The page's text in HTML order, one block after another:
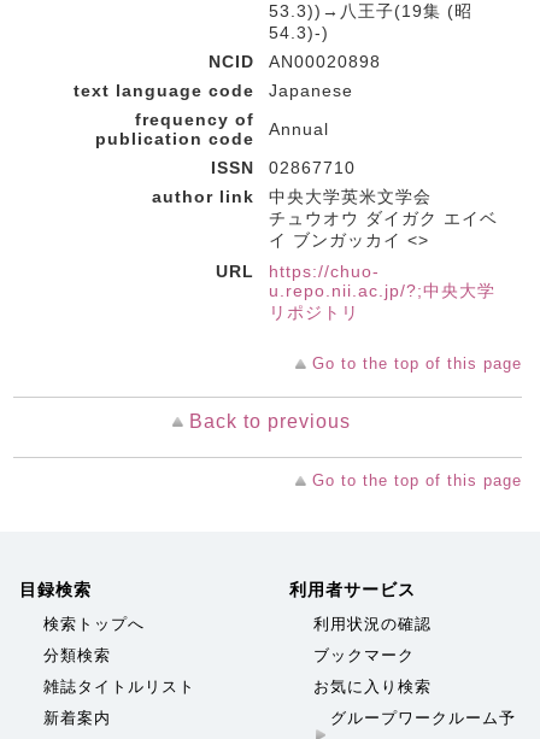
53.3))→八王子(19集 (昭
54.3)-)
NCID
AN00020898
text language code
Japanese
frequency of
publication code
Annual
ISSN
02867710
author link
中央大学英米文学会
チュウオウ ダイガク エイベ
イ ブンガッカイ <>
URL
https://chuo-
u.repo.nii.ac.jp/?;中央大学
リポジトリ
Go to the top of this page
Back to previous
Go to the top of this page
目録検索
検索トップへ
分類検索
雑誌タイトルリスト
新着案内
利用者サービス
利用状況の確認
ブックマーク
お気に入り検索
グループワークルーム予